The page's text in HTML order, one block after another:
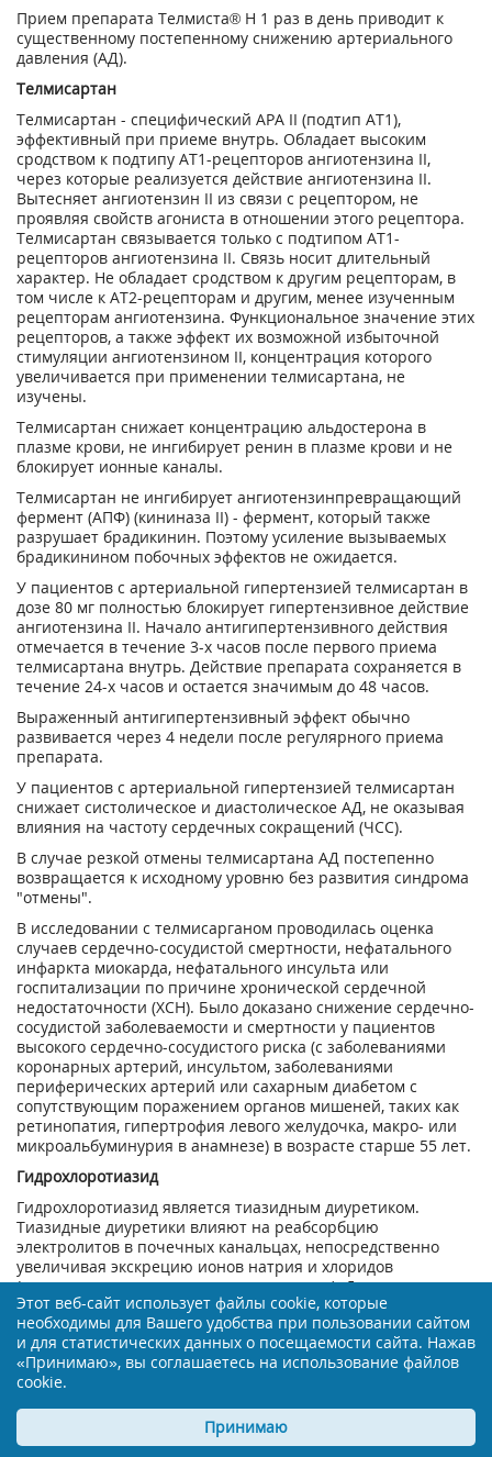
Прием препарата Телмиста® Н 1 раз в день приводит к
существенному постепенному снижению артериального
давления (АД).
Телмисартан
Телмисартан - специфический АРА II (подтип AT1),
эффективный при приеме внутрь. Обладает высоким
сродством к подтипу AT1-рецепторов ангиотензина II,
через которые реализуется действие ангиотензина II.
Вытесняет ангиотензин II из связи с рецептором, не
проявляя свойств агониста в отношении этого рецептора.
Телмисартан связывается только с подтипом AT1-
рецепторов ангиотензина II. Связь носит длительный
характер. Не обладает сродством к другим рецепторам, в
том числе к АТ2-рецепторам и другим, менее изученным
рецепторам ангиотензина. Функциональное значение этих
рецепторов, а также эффект их возможной избыточной
стимуляции ангиотензином II, концентрация которого
увеличивается при применении телмисартана, не
изучены.
Телмисартан снижает концентрацию альдостерона в
плазме крови, не ингибирует ренин в плазме крови и не
блокирует ионные каналы.
Телмисартан не ингибирует ангиотензинпревращающий
фермент (АПФ) (кининаза II) - фермент, который также
разрушает брадикинин. Поэтому усиление вызываемых
брадикинином побочных эффектов не ожидается.
У пациентов с артериальной гипертензией телмисартан в
дозе 80 мг полностью блокирует гипертензивное действие
ангиотензина II. Начало антигипертензивного действия
отмечается в течение 3-х часов после первого приема
телмисартана внутрь. Действие препарата сохраняется в
течение 24-х часов и остается значимым до 48 часов.
Выраженный антигипертензивный эффект обычно
развивается через 4 недели после регулярного приема
препарата.
У пациентов с артериальной гипертензией телмисартан
снижает систолическое и диастолическое АД, не оказывая
влияния на частоту сердечных сокращений (ЧСС).
В случае резкой отмены телмисартана АД постепенно
возвращается к исходному уровню без развития синдрома
"отмены".
В исследовании с телмисарганом проводилась оценка
случаев сердечно-сосудистой смертности, нефатального
инфаркта миокарда, нефатального инсульта или
госпитализации по причине хронической сердечной
недостаточности (ХСН). Было доказано снижение сердечно-
сосудистой заболеваемости и смертности у пациентов
высокого сердечно-сосудистого риска (с заболеваниями
коронарных артерий, инсультом, заболеваниями
периферических артерий или сахарным диабетом с
сопутствующим поражением органов мишеней, таких как
ретинопатия, гипертрофия левого желудочка, макро- или
микроальбуминурия в анамнезе) в возрасте старше 55 лет.
Гидрохлоротиазид
Гидрохлоротиазид является тиазидным диуретиком.
Тиазидные диуретики влияют на реабсорбцию
электролитов в почечных канальцах, непосредственно
увеличивая экскрецию ионов натрия и хлоридов
(примерно в эквивалентных количествах). Диуретическое
действие гидрохлоротиазида приводит к уменьшению
объема циркулирующей крови (ОЦК), увеличению
активности ренина плазмы крови, повышению секреции
альдостерона, с последующим увеличением содержания в
моче калия и гидрокарбонатов и, как следствие, снижение
содержания калия в плазме крови.
При одновременном приеме с телмисартаном отмечается
Этот веб-сайт использует файлы cookie, которые
необходимы для Вашего удобства при пользовании сайтом
и для статистических данных о посещаемости сайта. Нажав
«Принимаю», вы соглашаетесь на использование файлов
cookie.
Принимаю